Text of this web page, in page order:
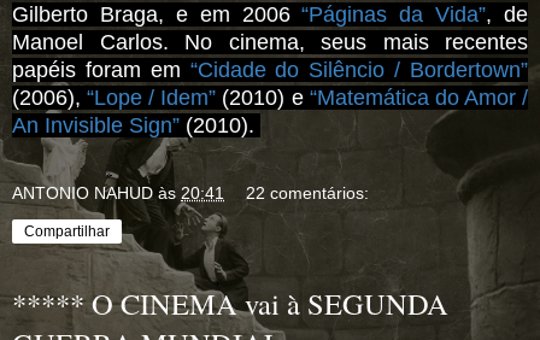
Gilberto Braga, e em 2006“Páginas da Vida”, de
Manoel Carlos. No cinema, seus mais recentes
papéis foram em “Cidade do Silêncio / Bordertown”
(2006), “Lope / Idem” (2010) e “Matemática do Amor /
An Invisible Sign” (2010).
ANTONIO NAHUD às 20:41 22 comentários:
Compartilhar
***** O CINEMA vai à SEGUNDA